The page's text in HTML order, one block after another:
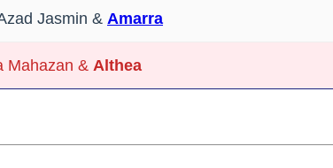
Jasmin & Amarra
Mahazan & Althea